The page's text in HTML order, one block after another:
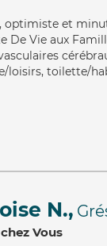
, optimiste et
De Vie aux
loisirs, toilette/
N.,
Vous